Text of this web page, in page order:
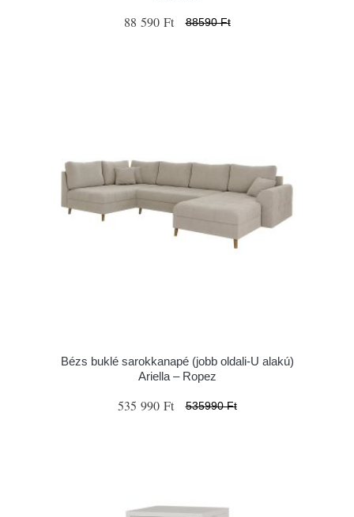
88 590 Ft 88590 Ft
Bézs buklé sarokkanapé (jobb oldali-U alakú)
Ariella – Ropez
535 990 Ft 535990 Ft